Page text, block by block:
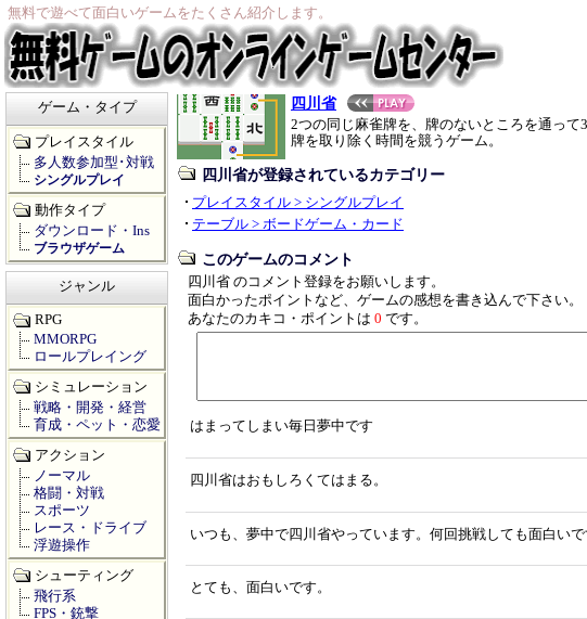
無料で遊べて面白いゲームをたくさん紹介します。
四川省
2つの同じ麻雀牌を、牌のないところを通っ
牌を取り除く時間を競うゲーム。
四川省が登録されているカテゴリー
プレイスタイル > シングルプレイ
テーブル > ボードゲーム・カード
このゲームのコメント
四川省 のコメント登録をお願いします。
面白かったポイントなど、ゲームの感想を書き込んで下さい。
あなたのカキコ・ポイントは 0 です。
はまってしまい毎日夢中です
四川省はおもしろくてはまる。
いつも、夢中で四川省やっています。何回挑戦しても面白いで
とても、面白いです。
ゲーム・タイプ
プレイスタイル
多人数参加型･対戦
シングルプレイ
動作タイプ
ダウンロード・Ins
ブラウザゲーム
ジャンル
RPG
MMORPG
ロールプレイング
シミュレーション
戦略・開発・経営
育成・ペット・恋愛
アクション
ノーマル
格闘・対戦
スポーツ
レース・ドライブ
浮遊操作
シューティング
飛行系
FPS・銃撃